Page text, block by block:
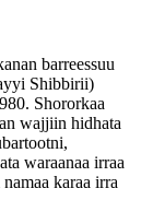
barreessuu
Shibbirii)
Shororkaa
wajjiin hidhata
waraanaa irraa
karaa irra